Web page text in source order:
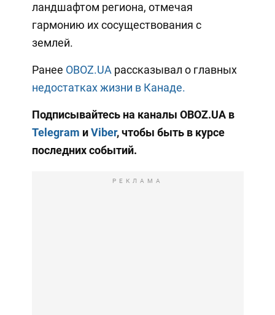
ландшафтом региона, отмечая
гармонию их сосуществования с
землей.
Ранее OBOZ.UA рассказывал о главных
недостатках жизни в Канаде.
Подписывайтесь на каналы OBOZ.UA в
Telegram иViber, чтобы быть в курсе
последних событий.
РЕКЛАМА